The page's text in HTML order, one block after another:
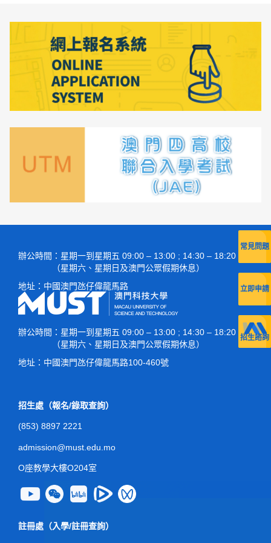
常見問題
立即申請
招生諮詢
辦公時間 ：星期一到星期五 09:00 – 13:00 ; 14:30 – 18:20
（星期六、星期日及澳門公眾假期休息）
地址： 中國澳門氹仔偉龍馬路
辦公時間 ：星期一到星期五 09:00 – 13:00 ; 14:30 – 18:20
（星期六、星期日及澳門公眾假期休息）
地址： 中國澳門氹仔偉龍馬路100-460號
招生處（報名/錄取查詢）
(853) 8897 2221
admission@must.edu.mo
O座教學大樓O204室
註冊處（入學/註冊查詢）